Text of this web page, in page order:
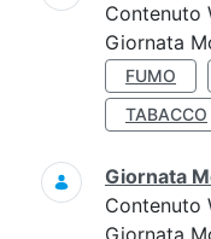
Contenuto
Giornata
FUMO
TABACCO
Giornata
Contenuto
Giornata